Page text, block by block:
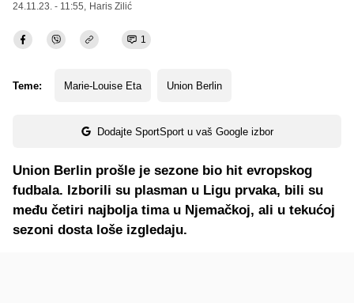
24.11.23. - 11:55, Haris Zilić
1
Teme: Marie-Louise Eta Union Berlin
Dodajte SportSport u vaš Google izbor
Union Berlin prošle je sezone bio hit evropskog
fudbala. Izborili su plasman u Ligu prvaka, bili su
među četiri najbolja tima u Njemačkoj, ali u tekućoj
sezoni dosta loše izgledaju.